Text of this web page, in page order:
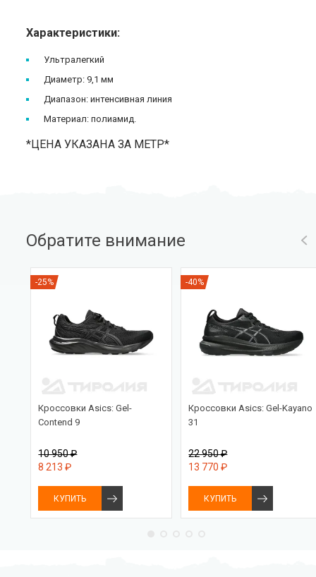
Характеристики:
Ультралегкий
Диаметр: 9,1 мм
Диапазон: интенсивная линия
Материал: полиамид.
*ЦЕНА УКАЗАНА ЗА МЕТР*
Обратите внимание
-25%
Кроссовки Asics: Gel-
Contend 9
10 950 ₽
8 213 ₽
КУПИТЬ
-40%
Кроссовки Asics: Gel-Kayano
31
22 950 ₽
13 770 ₽
КУПИТЬ